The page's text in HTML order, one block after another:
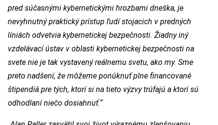
pred súčasnými kybernetickými hrozbami dneška, je
nevyhnutný praktický prístup ľudí stojacich v predných
líniách odvetvia kybernetickej bezpečnosti. Žiadny iný
vzdelávací ústav v oblasti kybernetickej bezpečnosti na
svete nie je tak vystavený reálnemu svetu, ako my. Sme
preto nadšení, že môžeme ponúknuť plne financované
štipendiá pre tých, ktorí si na tieto výzvy trúfajú a ktorí sú
odhodlaní niečo dosiahnuť.“